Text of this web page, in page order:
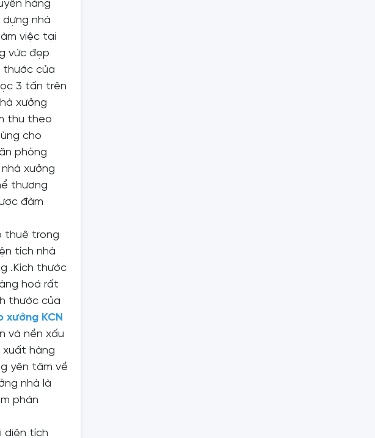
hàng
nhà
việc tại
vức đẹp
thước của
3 tấn trên
xưởng
thu theo
cho
phòng
xưởng
thương
đàm
thuê trong
tích nhà
.Kích thước
hoá rất
thước của
xưởng KCN
và nền xấu
xuất hàng
yên tâm về
nhà là
phán
diện tích